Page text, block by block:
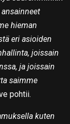
hieman
eri asioiden
joissain
ja joissain
saimme
pohtii.
kuten